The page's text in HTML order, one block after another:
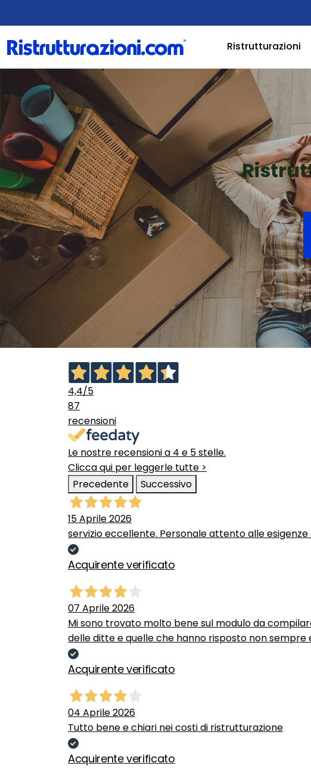
Ristrutturazioni
4,4/5
87
recensioni
Le nostre recensioni a 4 e 5 stelle.
Clicca qui per leggerle tutte >
Precedente
Successivo
15 Aprile 2026
servizio eccellente. Personale attento alle
Acquirente verificato
07 Aprile 2026
Mi sono trovato molto bene sul modulo da
delle ditte e quelle che hanno risposto non
Acquirente verificato
04 Aprile 2026
Tutto bene e chiari nei costi di ristrutturazione
Acquirente verificato